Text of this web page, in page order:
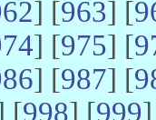
] [963] [
] [975] [
] [987] [
[998] [999